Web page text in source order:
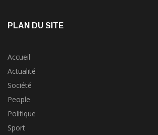
PLAN DU SITE
Accueil
Actualité
Société
People
Politique
Sport